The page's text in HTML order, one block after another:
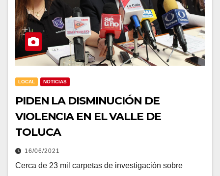
LOCAL NOTICIAS
PIDEN LA DISMINUCIÓN DE
VIOLENCIA EN EL VALLE DE
TOLUCA
16/06/2021
Cerca de 23 mil carpetas de investigación sobre